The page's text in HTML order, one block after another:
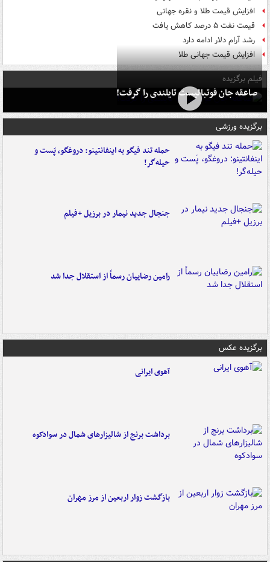
افزایش قیمت طلا و نقره جهانی
قیمت نفت ۵ درصد کاهش یافت
رشد آرام دلار ادامه دارد
افزایش قیمت جهانی طلا
فیلم برگزیده
صاعقه جان فوتبالیست تایلندی را گرفت!
برگزیده ورزشی
حمله تند فیگو به اینفانتینو: دروغگو، پَست‌ و
حیله‌گر!
جنجال جدید نیمار در برزیل +فیلم
رامین رضاییان رسماً از استقلال جدا شد
برگزیده عکس
آهوی ایرانی
برداشت برنج از شالیزارهای شمال در سوادکوه
بازگشت زوار اربعین از مرز مهران